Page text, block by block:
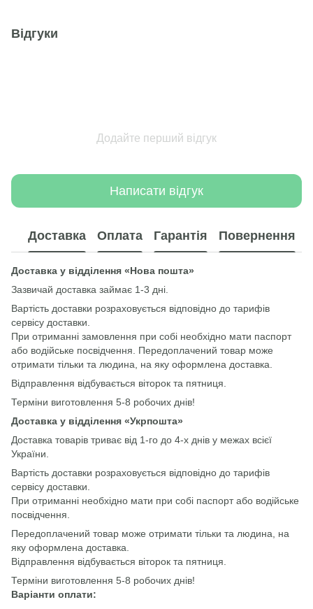
Відгуки
Додайте перший відгук
Написати відгук
Доставка Оплата Гарантія Повернення
Доставка у відділення «Нова пошта»
Зазвичай доставка займає 1-3 дні.
Вартість доставки розраховується відповідно до тарифів
сервісу доставки.
При отриманні замовлення при собі необхідно мати паспорт
або водійське посвідчення. Передоплачений товар може
отримати тільки та людина, на яку оформлена доставка.
Відправлення відбувається віторок та пятниця.
Терміни виготовлення 5-8 робочих днів!
Доставка у відділення «Укрпошта»
Доставка товарів триває від 1-го до 4-х днів у межах всієї
України.
Вартість доставки розраховується відповідно до тарифів
сервісу доставки.
При отриманні необхідно мати при собі паспорт або водійське
посвідчення.
Передоплачений товар може отримати тільки та людина, на
яку оформлена доставка.
Відправлення відбувається віторок та пятниця.
Терміни виготовлення 5-8 робочих днів!
Варіанти оплати: